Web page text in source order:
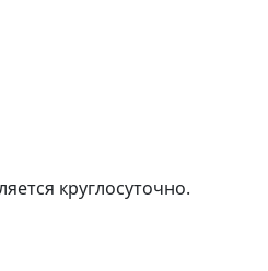
круглосуточно.